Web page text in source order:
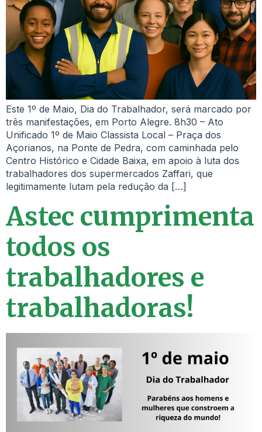
Este 1º de Maio, Dia do Trabalhador, será marcado por
três manifestações, em Porto Alegre. 8h30 – Ato
Unificado 1º de Maio Classista Local – Praça dos
Açorianos, na Ponte de Pedra, com caminhada pelo
Centro Histórico e Cidade Baixa, em apoio à luta dos
trabalhadores dos supermercados Zaffari, que
legitimamente lutam pela redução da […]
Astec cumprimenta
todos os
trabalhadores e
trabalhadoras!